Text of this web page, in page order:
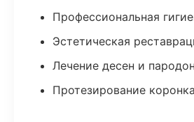
Профессиональная
Эстетическая
Лечение десен и
Протезирование